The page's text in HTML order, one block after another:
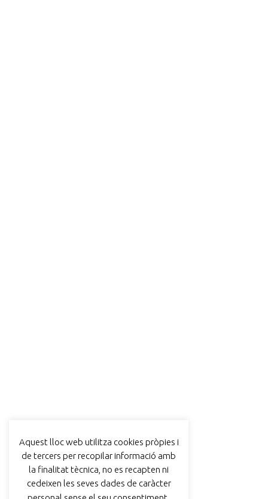
Aquest lloc web utilitza cookies pròpies i
de tercers per recopilar informació amb
la finalitat tècnica, no es recapten ni
cedeixen les seves dades de caràcter